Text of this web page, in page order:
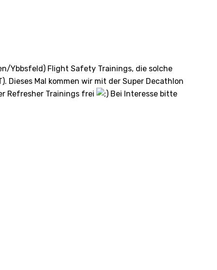
Ybbsfeld) Flight Safety Trainings, die solche
Dieses Mal kommen wir mit der Super Decathlon
Refresher Trainings frei
Bei Interesse bitte